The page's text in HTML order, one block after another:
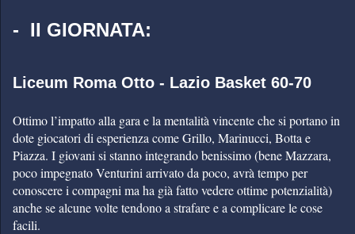
- II GIORNATA:
Liceum Roma Otto - Lazio Basket 60-70
Ottimo l’impatto alla gara e la mentalità vincente che si portano in
dote giocatori di esperienza come Grillo, Marinucci, Botta e
Piazza. I giovani si stanno integrando benissimo (bene Mazzara,
poco impegnato Venturini arrivato da poco, avrà tempo per
conoscere i compagni ma ha già fatto vedere ottime potenzialità)
anche se alcune volte tendono a strafare e a complicare le cose
facili.